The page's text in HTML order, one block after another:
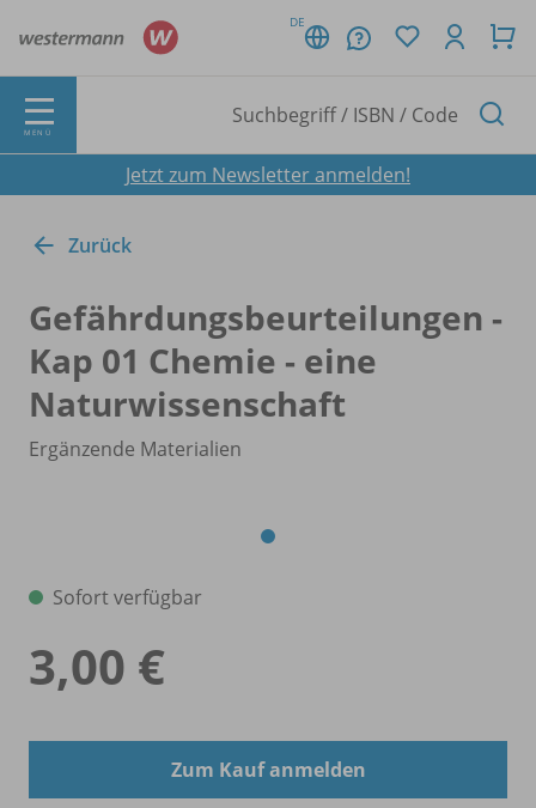
DE
MENÜ
Jetzt zum Newsletter anmelden!
Zurück
Gefährdungsbeurteilungen -
Kap 01 Chemie - eine
Naturwissenschaft
Ergänzende Materialien
Sofort verfügbar
3,00 €
Zum Kauf anmelden